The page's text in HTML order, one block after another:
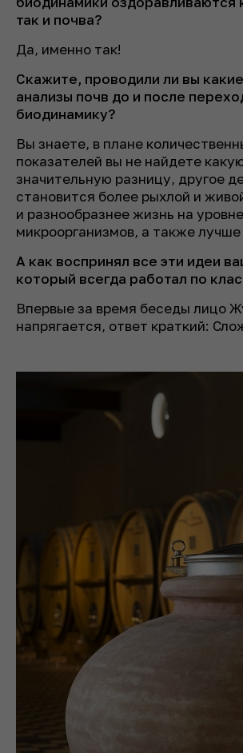
так и почва?
Да, именно так!
Скажите, проводили ли вы
анализы почв до и после
биодинамику?
Вы знаете, в плане
показателей вы не найдете
значительную разницу, другое
становится более рыхлой и
и разнообразнее жизнь на уровне
микроорганизмов, а также
А как воспринял все эти идеи
который всегда работал по
Впервые за время беседы лицо
напрягается, ответ краткий: